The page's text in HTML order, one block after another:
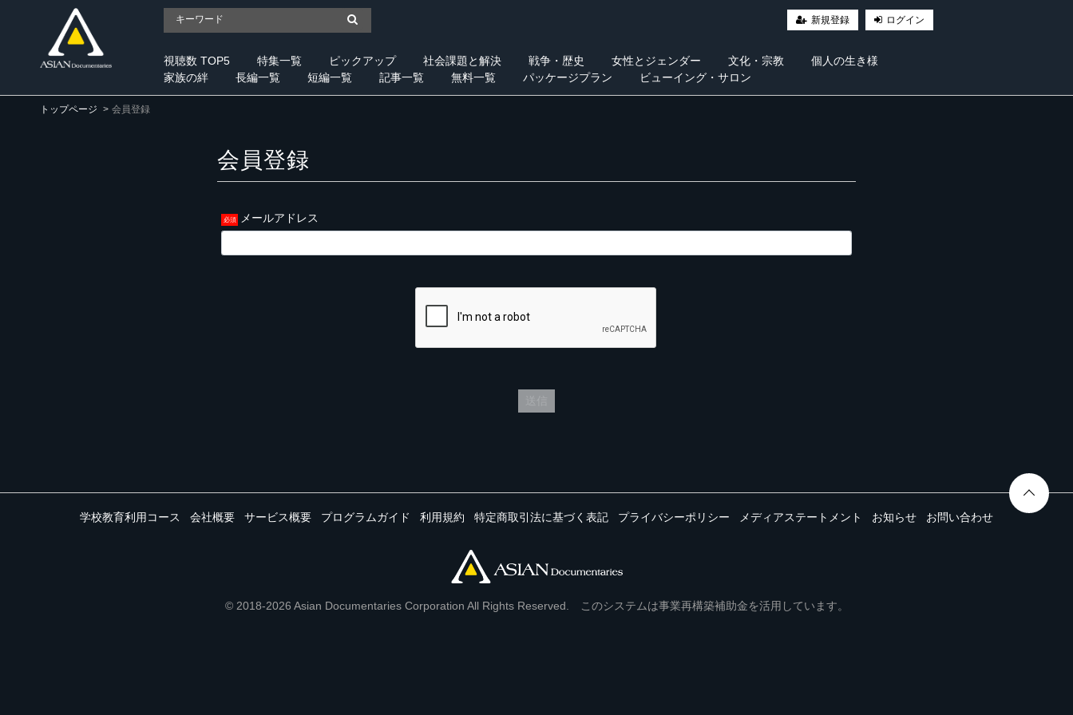
新規登録 ログイン
視聴数 TOP5 特集一覧 ピックアップ 社会課題と解決 戦争・歴史 女性とジェンダー 文化・宗教
個人の生き様
家族の絆
長編一覧 短編一覧 記事一覧 無料一覧 パッケージプラン ビューイング・サロン
トップページ 会員登録
会員登録
メールアドレス
学校教育利用コース 会社概要 サービス概要 プログラムガイド 利用規約 特定商取引法に基づく表記 プライバシーポリシー メディアステートメント お知らせ お問い合わせ
© 2018-2026 Asian Documentaries Corporation All Rights Reserved. このシステムは事業再構築補助金を活用しています。